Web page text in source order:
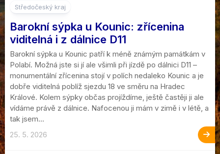
Středočeský kraj
Barokní sýpka u Kounic: zřícenina
viditelná i z dálnice D11
Barokní sýpka u Kounic patří k méně známým památkám v
Polabí. Možná jste si jí ale všimli při jízdě po dálnici D11 –
monumentální zřícenina stojí v polích nedaleko Kounic a je
dobře viditelná poblíž sjezdu 18 ve směru na Hradec
Králové. Kolem sýpky občas projíždíme, ještě častěji ji ale
vídáme právě z dálnice. Nafocenou ji mám v zimě i v létě, a
tak jsem...
25. 5. 2026